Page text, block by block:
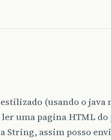
(usando o java
uma pagina HTML
String, assim posso